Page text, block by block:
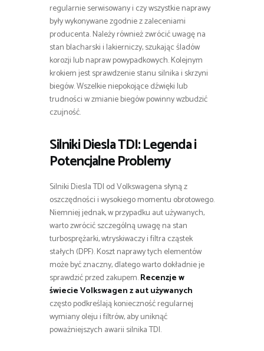
regularnie serwisowany i czy wszystkie naprawy
były wykonywane zgodnie z zaleceniami
producenta. Należy również zwrócić uwagę na
stan blacharski i lakierniczy, szukając śladów
korozji lub napraw powypadkowych. Kolejnym
krokiem jest sprawdzenie stanu silnika i skrzyni
biegów. Wszelkie niepokojące dźwięki lub
trudności w zmianie biegów powinny wzbudzić
czujność.
Silniki Diesla TDI: Legenda i
Potencjalne Problemy
Silniki Diesla TDI od Volkswagena słyną z
oszczędności i wysokiego momentu obrotowego.
Niemniej jednak, w przypadku aut używanych,
warto zwrócić szczególną uwagę na stan
turbosprężarki, wtryskiwaczy i filtra cząstek
stałych (DPF). Koszt naprawy tych elementów
może być znaczny, dlatego warto dokładnie je
sprawdzić przed zakupem.Recenzje w
świecie Volkswagen z aut używanych
często podkreślają konieczność regularnej
wymiany oleju i filtrów, aby uniknąć
poważniejszych awarii silnika TDI.